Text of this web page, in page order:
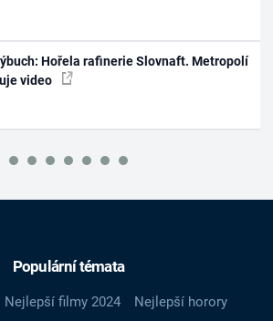
Hořela rafinerie Slovnaft. Metropolí
video
Populární témata
Nejlepší filmy 2024
Nejlepší horory